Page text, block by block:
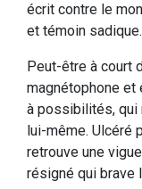
écrit contre le
et témoin
Peut-être à court
magnétophone et
à possibilités, qui
lui-même. Ulcéré
retrouve une
résigné qui brave